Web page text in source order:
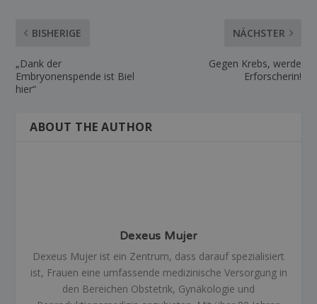
BISHERIGE
„Dank der
Embryonenspende ist Biel
hier“
NÄCHSTER
Gegen Krebs, werde
Erforscherin!
ABOUT THE AUTHOR
Dexeus Mujer
Dexeus Mujer ist ein Zentrum, dass darauf spezialisiert
ist, Frauen eine umfassende medizinische Versorgung in
den Bereichen Obstetrik, Gynäkologie und